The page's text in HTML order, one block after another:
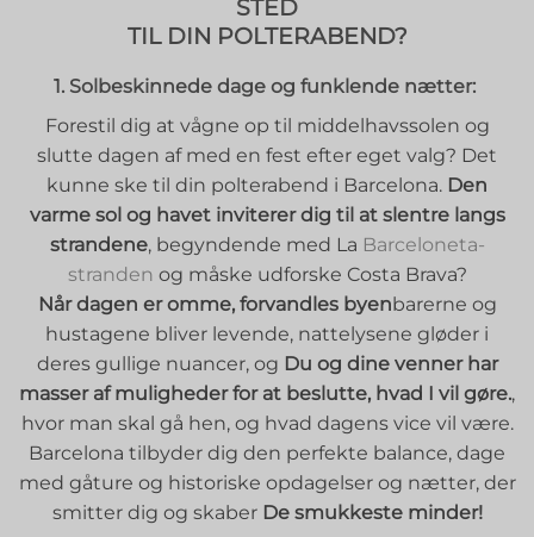
STED
TIL DIN POLTERABEND?
1. Solbeskinnede dage og funklende nætter:
Forestil dig at vågne op til middelhavssolen og
slutte dagen af med en fest efter eget valg? Det
kunne ske til din polterabend i Barcelona. Den
varme sol og havet inviterer dig til at slentre langs
strandene, begyndende med La Barceloneta-
stranden og måske udforske Costa Brava?
Når dagen er omme, forvandles byenbarerne og
hustagene bliver levende, nattelysene gløder i
deres gullige nuancer, og Du og dine venner har
masser af muligheder for at beslutte, hvad I vil gøre.,
hvor man skal gå hen, og hvad dagens vice vil være.
Barcelona tilbyder dig den perfekte balance, dage
med gåture og historiske opdagelser og nætter, der
smitter dig og skaber De smukkeste minder!